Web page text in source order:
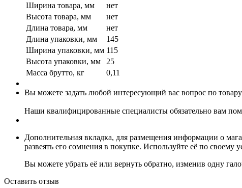
Ширина товара, мм
нет
Высота товара, мм
нет
Длина товара, мм
нет
Длина упаковки, мм
145
Ширина упаковки, мм 115
Высота упаковки, мм
25
Масса брутто, кг
0,11
Вы можете задать любой интересующий вас вопрос по
Наши квалифицированные специалисты обязательно вам
Дополнительная вкладка, для размещения информации о
развеять его сомнения в покупке. Используйте её по своему
Вы можете убрать её или вернуть обратно, изменив одну
Оставить отзыв